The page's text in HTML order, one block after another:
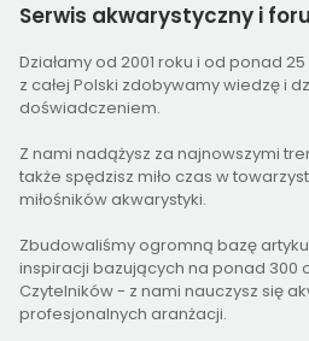
Serwis akwarystyczny i
Działamy od 2001 roku i od ponad
z całej Polski zdobywamy wiedzę i
doświadczeniem.
Z nami nadążysz za najnowszymi
także spędzisz miło czas w
miłośników akwarystyki.
Zbudowaliśmy ogromną bazę
inspiracji bazujących na ponad 300
Czytelników - z nami nauczysz się
profesjonalnych aranżacji.